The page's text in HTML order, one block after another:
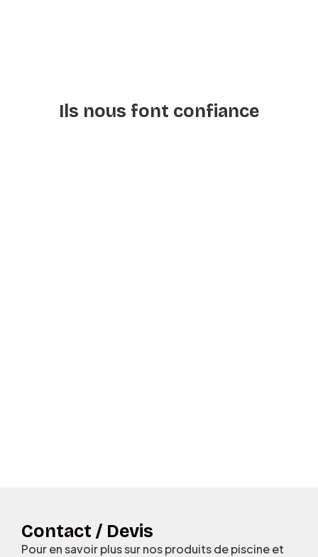
Ils nous font confiance
Contact / Devis
Pour en savoir plus sur nos produits de piscine et